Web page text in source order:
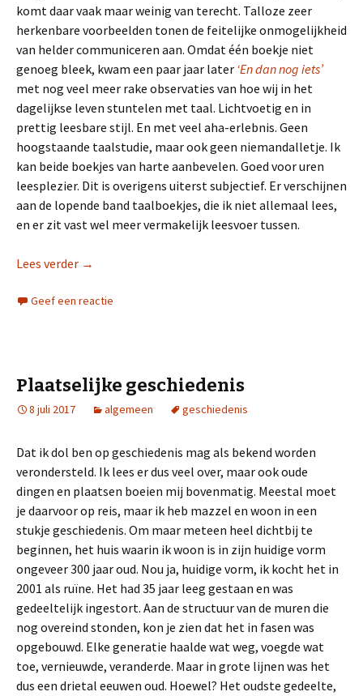
komt daar vaak maar weinig van terecht. Talloze zeer
herkenbare voorbeelden tonen de feitelijke onmogelijkheid
van helder communiceren aan. Omdat één boekje niet
genoeg bleek, kwam een paar jaar later ‘En dan nog iets’
met nog veel meer rake observaties van hoe wij in het
dagelijkse leven stuntelen met taal. Lichtvoetig en in
prettig leesbare stijl. En met veel aha-erlebnis. Geen
hoogstaande taalstudie, maar ook geen niemandalletje. Ik
kan beide boekjes van harte aanbevelen. Goed voor uren
leesplezier. Dit is overigens uiterst subjectief. Er verschijnen
aan de lopende band taalboekjes, die ik niet allemaal lees,
en er zit vast wel meer vermakelijk leesvoer tussen.
Lees verder Taal
→
Geef een reactie
Plaatselijke geschiedenis
8 juli 2017 algemeen geschiedenis
Dat ik dol ben op geschiedenis mag als bekend worden
verondersteld. Ik lees er dus veel over, maar ook oude
dingen en plaatsen boeien mij bovenmatig. Meestal moet
je daarvoor op reis, maar ik heb mazzel en woon in een
stukje geschiedenis. Om maar meteen heel dichtbij te
beginnen, het huis waarin ik woon is in zijn huidige vorm
ongeveer 300 jaar oud. Nou ja, huidige vorm, ik kocht het in
2001 als ruïne. Het had 35 jaar leeg gestaan en was
gedeeltelijk ingestort. Aan de structuur van de muren die
nog overeind stonden, kon je zien dat het in fasen was
opgebouwd. Elke generatie haalde wat weg, voegde wat
toe, vernieuwde, veranderde. Maar in grote lijnen was het
dus een drietal eeuwen oud. Hoewel? Het oudste gedeelte,